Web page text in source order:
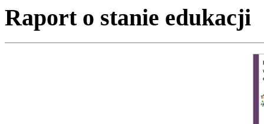
Raport o stanie edukacji